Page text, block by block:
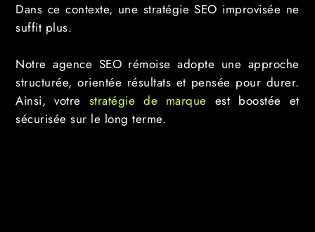
Dans ce contexte, une stratégie SEO improvisée ne
suffit plus.
Notre agence SEO rémoise adopte une approche
structurée, orientée résultats et pensée pour durer.
Ainsi, votre stratégie de marque est boostée et
sécurisée sur le long terme.